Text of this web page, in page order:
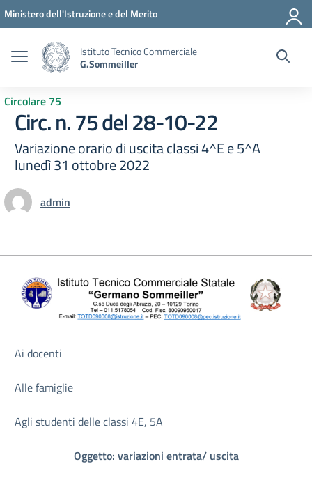
Vai ai contenuti
Vai al menu di navigazione
Vai al footer
Ministero dell'Istruzione e del Merito
Istituto Tecnico Commerciale
G.Sommeiller
Circolare 75
Circ. n. 75 del 28-10-22
Variazione orario di uscita classi 4^E e 5^A
lunedì 31 ottobre 2022
admin
Ai docenti
Alle famiglie
Agli studenti delle classi 4E, 5A
Oggetto: variazioni entrata/ uscita